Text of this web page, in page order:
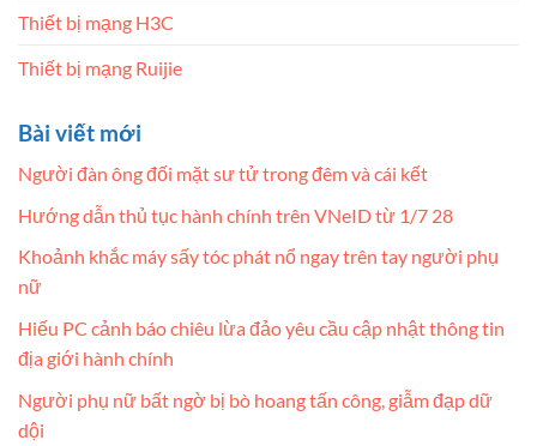
Thiết bị mạng H3C
Thiết bị mạng Ruijie
Bài viết mới
Người đàn ông đối mặt sư tử trong đêm và cái kết
Hướng dẫn thủ tục hành chính trên VNeID từ 1/7 28
Khoảnh khắc máy sấy tóc phát nổ ngay trên tay người phụ
nữ
Hiếu PC cảnh báo chiêu lừa đảo yêu cầu cập nhật thông tin
địa giới hành chính
Người phụ nữ bất ngờ bị bò hoang tấn công, giẫm đạp dữ
dội